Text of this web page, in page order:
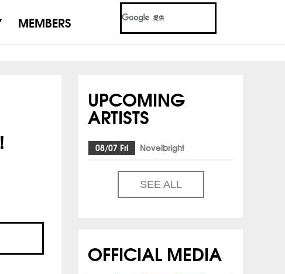
MEMBERS
UPCOMING
ARTISTS
08/07 Fri Novelbright
SEE ALL
OFFICIAL MEDIA